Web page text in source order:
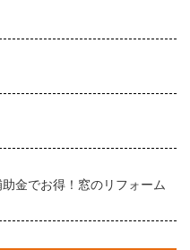
金でお得！窓のリフォーム